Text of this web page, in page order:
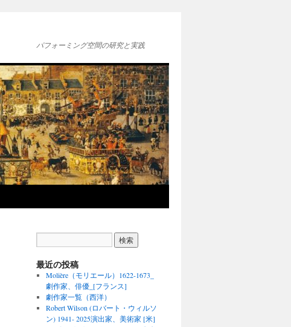
パフォーミング空間の研究と実践
最近の投稿
Molière（モリエール）1622-1673_
劇作家、俳優_[フランス]
劇作家一覧（西洋）
Robert Wilson (ロバート・ウィルソ
ン) 1941- 2025演出家、美術家 [米]